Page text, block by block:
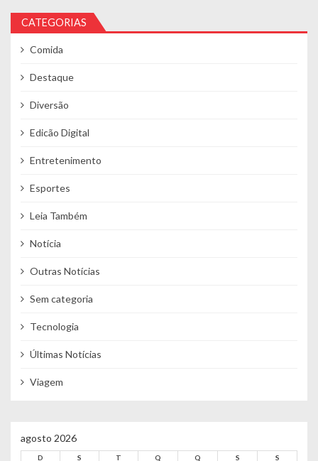
CATEGORIAS
Comida
Destaque
Diversão
Edicão Digital
Entretenimento
Esportes
Leia Também
Notícia
Outras Notícias
Sem categoria
Tecnologia
Últimas Notícias
Viagem
agosto 2026
D S T Q Q S S